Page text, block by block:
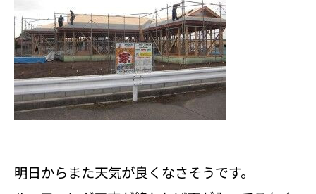
明日からまた天気が良くなさそうです。